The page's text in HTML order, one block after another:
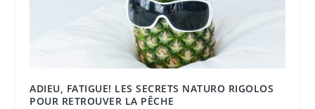
ADIEU, FATIGUE! LES SECRETS NATURO RIGOLOS
POUR RETROUVER LA PÊCHE